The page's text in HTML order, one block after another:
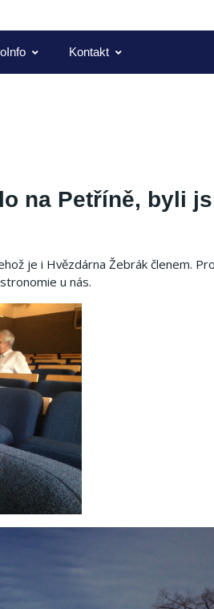
Kontakt
na Petříně, byli
je i Hvězdárna Žebrák členem.
u nás.